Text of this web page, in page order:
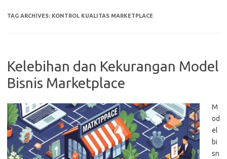
TAG ARCHIVES: KONTROL KUALITAS MARKETPLACE
Kelebihan dan Kekurangan Model
Bisnis Marketplace
M
od
el
bi
sn